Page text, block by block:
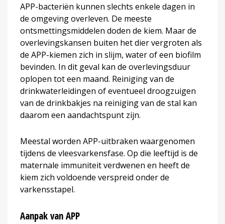
APP-bacteriën kunnen slechts enkele dagen in
de omgeving overleven. De meeste
ontsmettingsmiddelen doden de kiem. Maar de
overlevingskansen buiten het dier vergroten als
de APP-kiemen zich in slijm, water of een biofilm
bevinden. In dit geval kan de overlevingsduur
oplopen tot een maand. Reiniging van de
drinkwaterleidingen of eventueel droogzuigen
van de drinkbakjes na reiniging van de stal kan
daarom een aandachtspunt zijn.
Meestal worden APP-uitbraken waargenomen
tijdens de vleesvarkensfase. Op die leeftijd is de
maternale immuniteit verdwenen en heeft de
kiem zich voldoende verspreid onder de
varkensstapel.
Aanpak van APP